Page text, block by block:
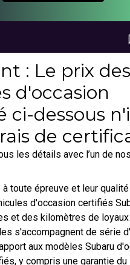
: Le prix des
d'occasion
ci-dessous
de
les détails avec l’un de nos
toute épreuve et leur
d'occasion certifiés
et des kilomètres de
s'accompagnent de série
aux modèles Subaru
y compris une garantie du